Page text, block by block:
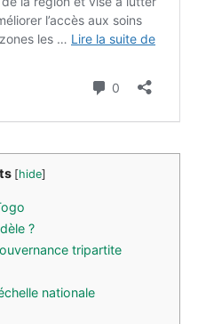
[hide]
?
tripartite
nationale